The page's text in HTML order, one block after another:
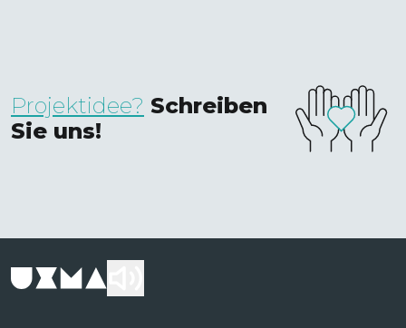
Projektidee? Schreiben
Sie uns!